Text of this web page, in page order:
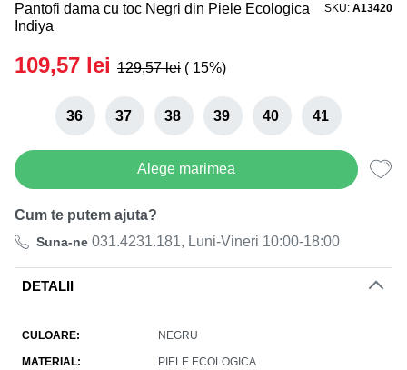
Black Friday de Vara! 27.07-05.08
Pantofi dama cu toc Negri din Piele Ecologica
Indiya
SKU A13420
109,57 lei 129,57lei ( 15%)
36 37 38 39 40 41
Alege marimea
Cum te putem ajuta?
Suna-ne 031.4231.181, Luni-Vineri 10:00-18:00
DETALII
CULOARE NEGRU
MATERIAL PIELE ECOLOGICA